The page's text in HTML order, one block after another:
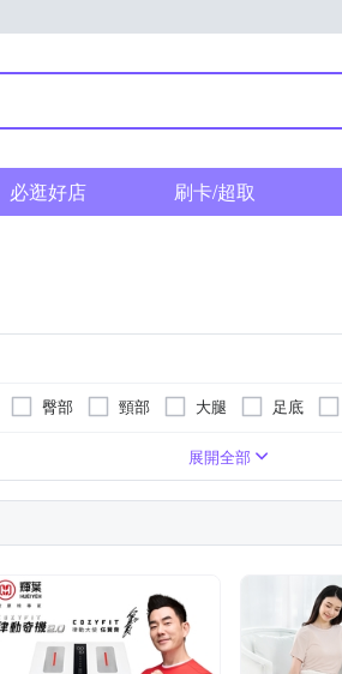
必逛好店 刷卡/超取
臀部 頸部 大腿 足底
無
指壓式
按摩床(墊)展開全部